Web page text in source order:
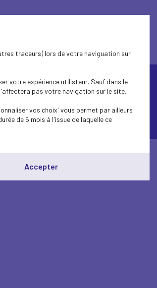
2026 -Mentions légales
traceurs) lors de votre naviguation sur
votre expérience utilisteur. Sauf dans le
pas votre navigation sur le site.
vos choix' vous permet par ailleurs
de 6 mois à l'issue de laquelle ce
Accepter